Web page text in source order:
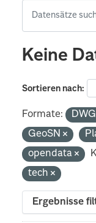
Keine
Sortieren nach
Formate:
GeoSN
opendata
tech
Ergebnisse